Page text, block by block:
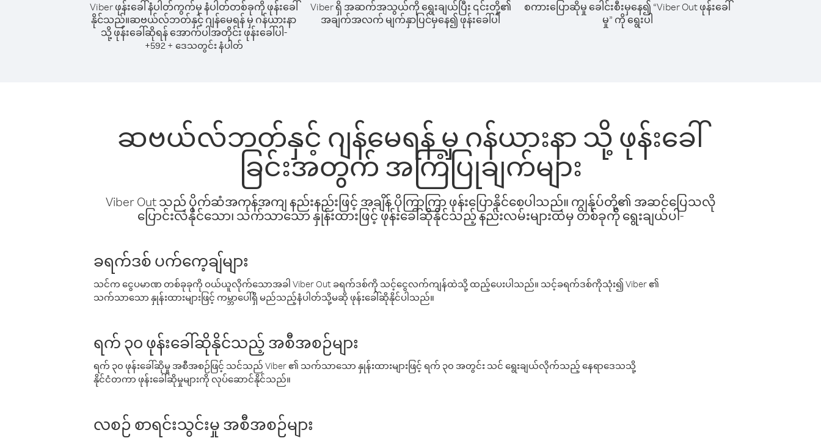
Viber ဖုန်းခေါ်နံပါတ်ကွက်မှ နံပါတ်တစ်ခုကို ဖုန်းခေါ်
နိုင်သည်။ဆဗယ်လ်ဘတ်နှင့် ဂျန်မေရန် မှ ဂန်ယားနာ
သို့ ဖုန်းခေါ်ဆိုရန် အောက်ပါအတိုင်း ဖုန်းခေါ်ပါ-
+592+ ဒေသတွင်း နံပါတ်
Viber ရှိ အဆက်အသွယ်ကို ရွေးချယ်ပြီး ၎င်းတို့၏
အချက်အလက် မျက်နှာပြင်မှနေ၍ ဖုန်းခေါ်ပါ
စကားပြောဆိုမှု ခေါင်းစီးမှနေ၍ “Viber Out ဖုန်းခေါ်
မှု” ကို ရွေးပါ
ဆဗယ်လ်ဘတ်နှင့် ဂျန်မေရန် မှ ဂန်ယားနာ သို့ ဖုန်းခေါ်
ခြင်းအတွက် အကြံပြုချက်များ
Viber Out သည် ပိုက်ဆံအကုန်အကျ နည်းနည်းဖြင့် အချိန် ပိုကြာကြာ ဖုန်းပြောနိုင်စေပါသည်။ ကျွန်ုပ်တို့၏ အဆင်ပြေသလို
ပြောင်းလဲနိုင်သော၊ သက်သာသော နှုန်းထားဖြင့် ဖုန်းခေါ်ဆိုနိုင်သည့် နည်းလမ်းများထဲမှ တစ်ခုကို ရွေးချယ်ပါ-
ခရက်ဒစ် ပက်ကေ့ချ်များ
သင်က ငွေပမာဏ တစ်ခုခုကို ဝယ်ယူလိုက်သောအခါ Viber Out ခရက်ဒစ်ကို သင့်ငွေလက်ကျန်ထဲသို့ ထည့်ပေးပါသည်။ သင့်ခရက်ဒစ်ကိုသုံး၍ Viber ၏
သက်သာသော နှုန်းထားများဖြင့် ကမ္ဘာပေါ်ရှိ မည်သည့်နံပါတ်သို့မဆို ဖုန်းခေါ်ဆိုနိုင်ပါသည်။
ရက် ၃၀ ဖုန်းခေါ်ဆိုနိုင်သည့် အစီအစဉ်များ
ရက် ၃၀ ဖုန်းခေါ်ဆိုမှု အစီအစဉ်ဖြင့် သင်သည် Viber ၏ သက်သာသော နှုန်းထားများဖြင့် ရက် ၃၀ အတွင်း သင် ရွေးချယ်လိုက်သည့် နေရာဒေသသို့
နိုင်ငံတကာ ဖုန်းခေါ်ဆိုမှုများကို လုပ်ဆောင်နိုင်သည်။
လစဉ် စာရင်းသွင်းမှု အစီအစဉ်များ